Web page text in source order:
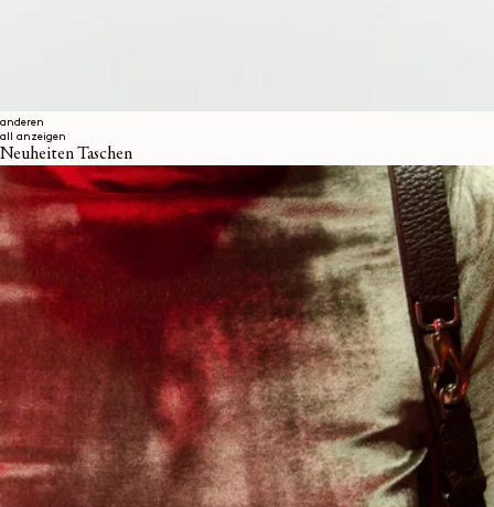
anderen
all anzeigen
Neuheiten Taschen